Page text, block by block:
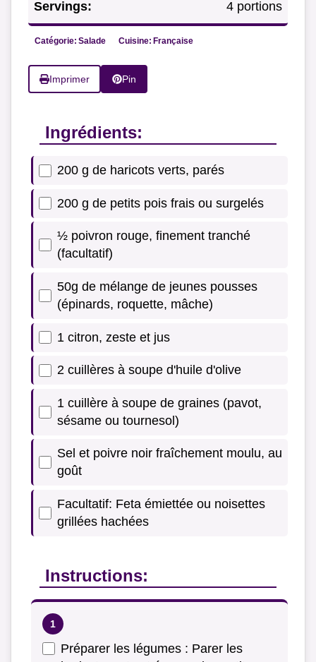
Servings: 4 portions
Catégorie: Salade Cuisine: Française
Imprimer Pin
Ingrédients:
200 g de haricots verts, parés
200 g de petits pois frais ou surgelés
½ poivron rouge, finement tranché
(facultatif)
50g de mélange de jeunes pousses
(épinards, roquette, mâche)
1 citron, zeste et jus
2 cuillères à soupe d'huile d'olive
1 cuillère à soupe de graines (pavot,
sésame ou tournesol)
Sel et poivre noir fraîchement moulu, au
goût
Facultatif: Feta émiettée ou noisettes
grillées hachées
Instructions:
Préparer les légumes : Parer les